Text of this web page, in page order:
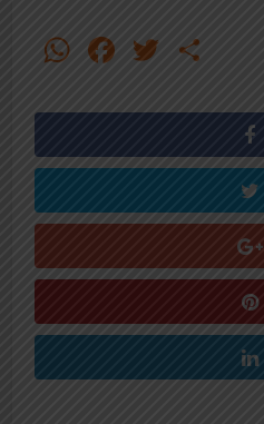
WhatsApp
Facebook
Twitter